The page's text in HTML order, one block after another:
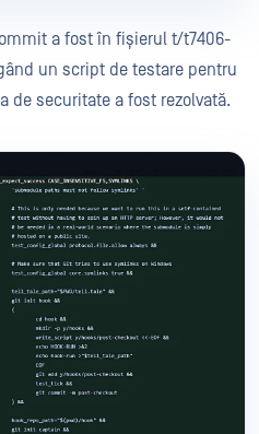
a fost în fișierul t/t7406-
un script de testare pentru
de securitate a fost rezolvată.